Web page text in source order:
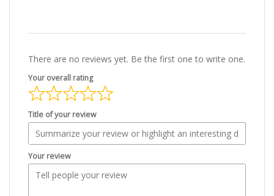
There are no reviews yet. Be the first one to write one.
Your overall rating
Title of your review
Your review